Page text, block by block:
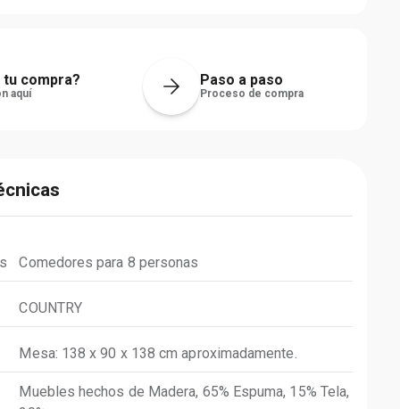
tu compra?
aquí
Paso a paso
Proceso de compra
Comedores para 8 personas
COUNTRY
Mesa: 138 x 90 x 138 cm aproximadamente.
Muebles hechos de Madera, 65% Espuma, 15% Tela,